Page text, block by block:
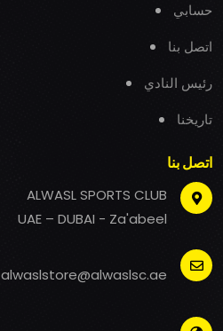
حسابي
اتصل بنا
رئيس النادي
تاريخنا
اتصل بنا
ALWASL SPORTS CLUB
UAE – DUBAI - Za'abeel
alwaslstore@alwaslsc.ae